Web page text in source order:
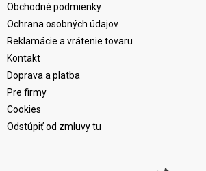
Obchodné podmienky
Ochrana osobných údajov
Reklamácie a vrátenie tovaru
Kontakt
Doprava a platba
Pre firmy
Cookies
Odstúpiť od zmluvy tu